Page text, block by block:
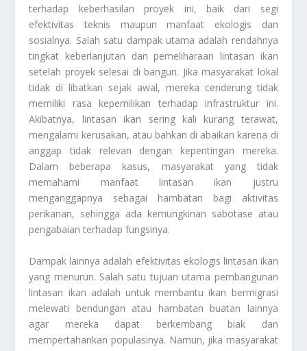
terhadap keberhasilan proyek ini, baik dari segi
efektivitas teknis maupun manfaat ekologis dan
sosialnya. Salah satu dampak utama adalah rendahnya
tingkat keberlanjutan dan pemeliharaan lintasan ikan
setelah proyek selesai di bangun. Jika masyarakat lokal
tidak di libatkan sejak awal, mereka cenderung tidak
memiliki rasa kepemilikan terhadap infrastruktur ini.
Akibatnya, lintasan ikan sering kali kurang terawat,
mengalami kerusakan, atau bahkan di abaikan karena di
anggap tidak relevan dengan kepentingan mereka.
Dalam beberapa kasus, masyarakat yang tidak
memahami manfaat lintasan ikan justru
menganggapnya sebagai hambatan bagi aktivitas
perikanan, sehingga ada kemungkinan sabotase atau
pengabaian terhadap fungsinya.
Dampak lainnya adalah efektivitas ekologis lintasan ikan
yang menurun. Salah satu tujuan utama pembangunan
lintasan ikan adalah untuk membantu ikan bermigrasi
melewati bendungan atau hambatan buatan lainnya
agar mereka dapat berkembang biak dan
mempertahankan populasinya. Namun, jika masyarakat